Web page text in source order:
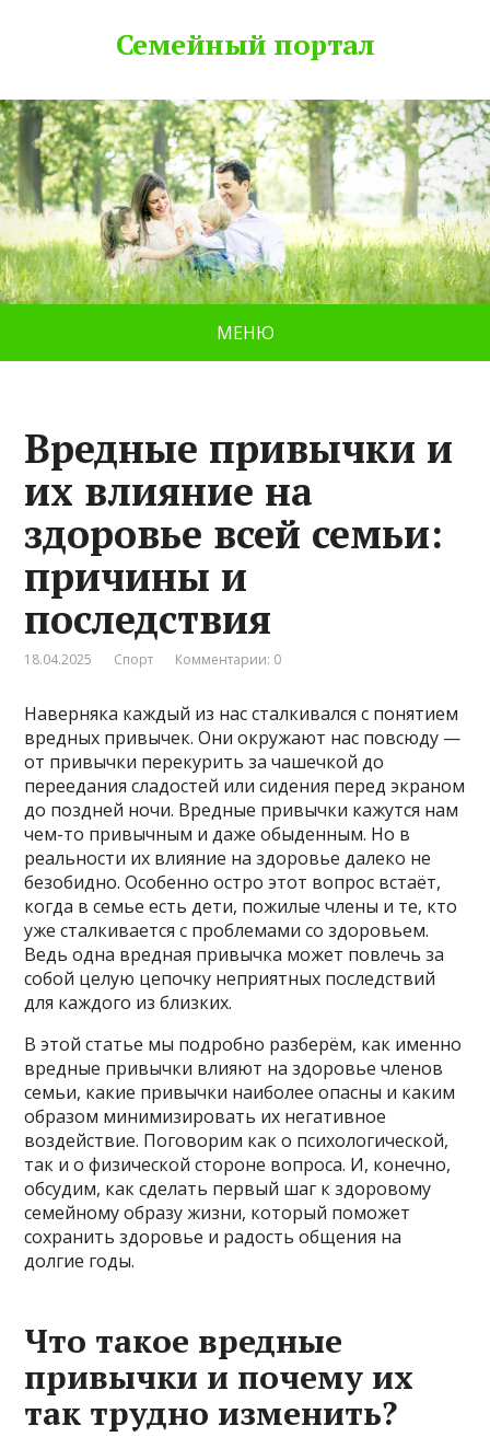
Семейный портал
МЕНЮ
Вредные привычки и
их влияние на
здоровье всей семьи:
причины и
последствия
18.04.2025 Спорт Комментарии: 0
Наверняка каждый из нас сталкивался с понятием
вредных привычек. Они окружают нас повсюду —
от привычки перекурить за чашечкой до
переедания сладостей или сидения перед экраном
до поздней ночи. Вредные привычки кажутся нам
чем-то привычным и даже обыденным. Но в
реальности их влияние на здоровье далеко не
безобидно. Особенно остро этот вопрос встаёт,
когда в семье есть дети, пожилые члены и те, кто
уже сталкивается с проблемами со здоровьем.
Ведь одна вредная привычка может повлечь за
собой целую цепочку неприятных последствий
для каждого из близких.
В этой статье мы подробно разберём, как именно
вредные привычки влияют на здоровье членов
семьи, какие привычки наиболее опасны и каким
образом минимизировать их негативное
воздействие. Поговорим как о психологической,
так и о физической стороне вопроса. И, конечно,
обсудим, как сделать первый шаг к здоровому
семейному образу жизни, который поможет
сохранить здоровье и радость общения на
долгие годы.
Что такое вредные
привычки и почему их
так трудно изменить?